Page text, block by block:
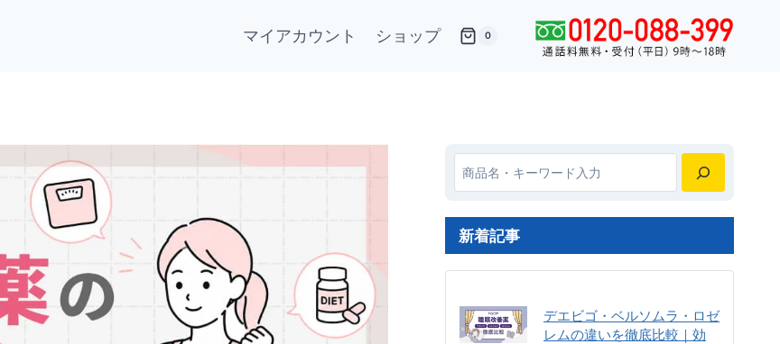
マイアカウント ショップ 0
検
索
新着記事
デエビゴ・ベルソムラ・ロゼ
レムの違いを徹底比較｜効